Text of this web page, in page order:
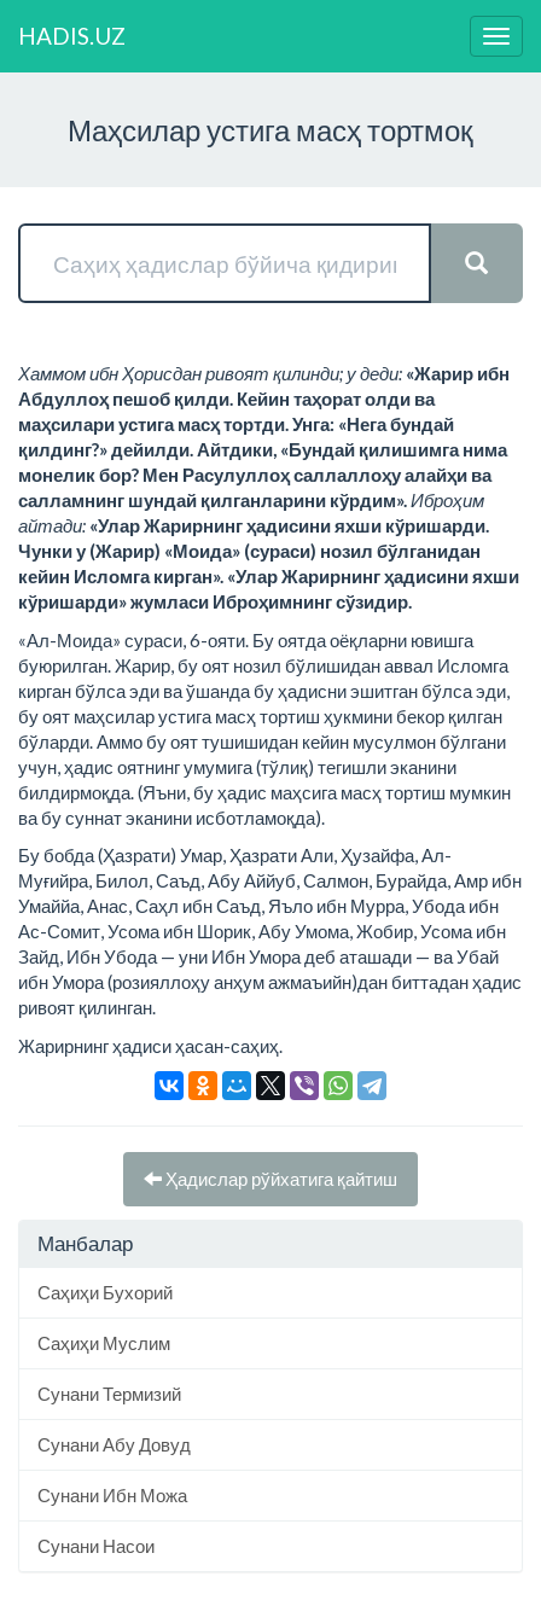
HADIS.UZ
Маҳсилар устига масҳ тортмоқ
Хаммом ибн Ҳорисдан ривоят қилинди; у деди: «Жарир ибн
Абдуллоҳ пешоб қилди. Кейин таҳорат олди ва
маҳсилари устига масҳ тортди. Унга: «Нега бундай
қилдинг?» дейилди. Айтдики, «Бундай қилишимга нима
монелик бор? Мен Расулуллоҳ саллаллоҳу алайҳи ва
салламнинг шундай қилганларини кўрдим».Иброҳим
айтади: «Улар Жарирнинг ҳадисини яхши кўришарди.
Чунки у (Жарир) «Моида» (сураси) нозил бўлганидан
кейин Исломга кирган». «Улар Жарирнинг ҳадисини яхши
кўришарди» жумласи Иброҳимнинг сўзидир.
«Ал-Моида» сураси, 6-ояти. Бу оятда оёқларни ювишга
буюрилган. Жарир, бу оят нозил бўлишидан аввал Исломга
кирган бўлса эди ва ўшанда бу ҳадисни эшитган бўлса эди,
бу оят маҳсилар устига масҳ тортиш ҳукмини бекор қилган
бўларди. Аммо бу оят тушишидан кейин мусулмон бўлгани
учун, ҳадис оятнинг умумига (тўлиқ) тегишли эканини
билдирмоқда. (Яъни, бу ҳадис маҳсига масҳ тортиш мумкин
ва бу суннат эканини исботламоқда).
Бу бобда (Ҳазрати) Умар, Ҳазрати Али, Ҳузайфа, Ал-
Муғийра, Билол, Саъд, Абу Аййуб, Салмон, Бурайда, Амр ибн
Умаййа, Анас, Саҳл ибн Саъд, Яъло ибн Мурра, Убода ибн
Ас-Сомит, Усома ибн Шорик, Абу Умома, Жобир, Усома ибн
Зайд, Ибн Убода — уни Ибн Умора деб аташади — ва Убай
ибн Умора (розияллоҳу анҳум ажмаъийн)дан биттадан ҳадис
ривоят қилинган.
Жарирнинг ҳадиси ҳасан-саҳиҳ.
Ҳадислар рўйхатига қайтиш
Манбалар
Саҳиҳи Бухорий
Саҳиҳи Муслим
Сунани Термизий
Сунани Абу Довуд
Сунани Ибн Можа
Сунани Насои